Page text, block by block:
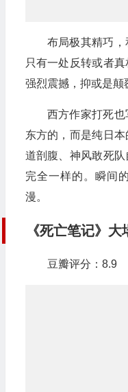
布局极其精巧
只有一处反转或者
强烈震撼，抑或是颠
西方作家打死
东方的，而是纯日
道剖腹、神风敢死
完全一样的。瞬间
漫。
《死亡笔记》
豆瓣评分：8.9